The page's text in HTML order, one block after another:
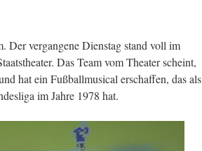
Der vergangene Dienstag stand voll im
Das Team vom Theater scheint,
hat ein Fußballmusical erschaffen, das als
im Jahre 1978 hat.